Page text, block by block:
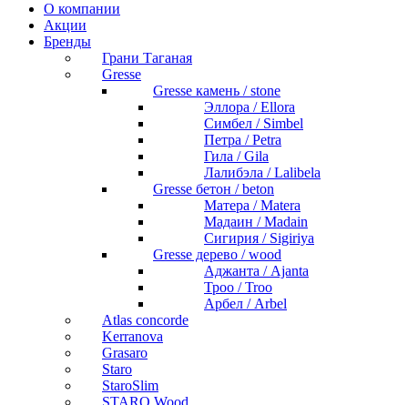
О компании
Акции
Бренды
Грани Таганая
Gresse
Gresse камень / stone
Эллора / Ellora
Симбел / Simbel
Петра / Petra
Гила / Gila
Лалибэла / Lalibela
Gresse бетон / beton
Матера / Matera
Мадаин / Madain
Сигирия / Sigiriya
Gresse дерево / wood
Аджанта / Ajanta
Троо / Troo
Арбел / Arbel
Atlas concorde
Kerranova
Grasaro
Staro
StaroSlim
STARO Wood